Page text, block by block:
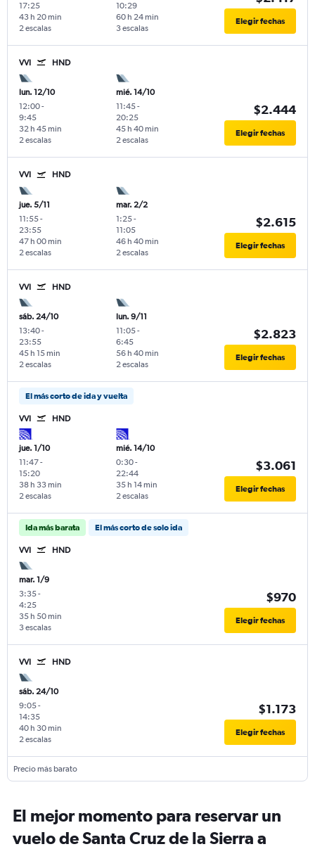
17:25
2 escalas
43 h 20 min
10:29
3 escalas
60 h 24 min Elegir fechas
VVI HND
lun. 12/10
12:00-
9:45
2 escalas
32 h 45 min
mié. 14/10
11:45-
20:25
2 escalas
45 h 40 min
$2.444
Elegir fechas
VVI HND
jue. 5/11
11:55-
23:55
2 escalas
47 h 00 min
mar. 2/2
1:25-
11:05
2 escalas
46 h 40 min
$2.615
Elegir fechas
VVI HND
sáb. 24/10
13:40-
23:55
2 escalas
45 h 15 min
lun. 9/11
11:05-
6:45
2 escalas
56 h 40 min
$2.823
Elegir fechas
El más corto de ida y vuelta
VVI HND
jue. 1/10
11:47-
15:20
2 escalas
38 h 33 min
mié. 14/10
0:30-
22:44
2 escalas
35 h 14 min
$3.061
Elegir fechas
Ida más barata El más corto de solo ida
VVI HND
mar. 1/9
3:35-
4:25
3 escalas
35 h 50 min
$970
Elegir fechas
VVI HND
sáb. 24/10
9:05-
14:35
2 escalas
40 h 30 min
$1.173
Elegir fechas
Precio más barato
El mejor momento para reservar un
vuelo de Santa Cruz de la Sierra a